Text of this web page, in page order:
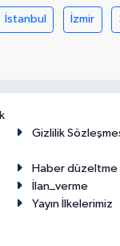
İstanbul İzmir
Gizlilik
Haber düzeltme
İlan_verme
Yayın İlkelerimiz